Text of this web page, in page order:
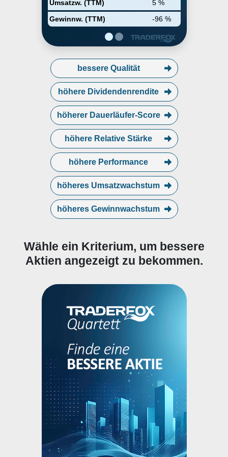
Umsatzw. (TTM)
5 %
Gewinnw. (TTM)
-96 %
bessere Qualität
höhere Dividendenrendite
höherer Dauerläufer-Score
höhere Relative Stärke
höhere Performance
höheres Umsatzwachstum
höheres Gewinnwachstum
Wähle ein Kriterium, um bessere
Aktien angezeigt zu bekommen.